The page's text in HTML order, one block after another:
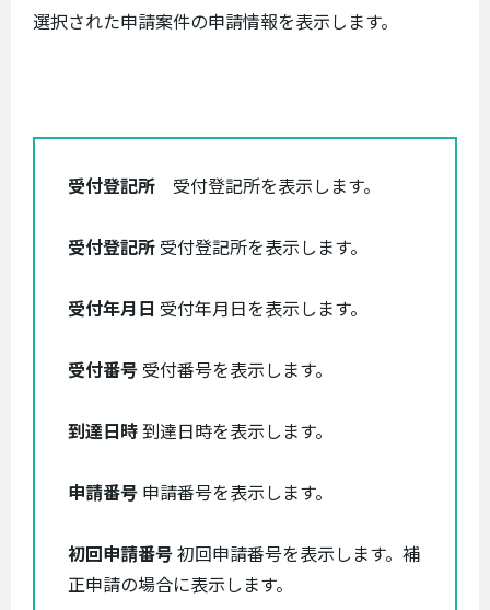
選択された申請案件の申請情報を表示します。
受付登記所 受付登記所を表示します。
受付登記所 受付登記所を表示します。
受付年月日 受付年月日を表示します。
受付番号 受付番号を表示します。
到達日時 到達日時を表示します。
申請番号 申請番号を表示します。
初回申請番号 初回申請番号を表示します。補
正申請の場合に表示します。